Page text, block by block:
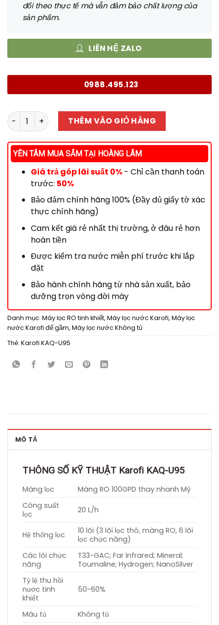
đổi theo thực tế mà vẫn đảm bảo chất lượng của
sản phẩm.
LIÊN HỆ ZALO
0988.495.123
Máy lọc nước Karofi KAQ-U95 số lượng
THÊM VÀO GIỎ HÀNG
YÊN TÂM MUA SẮM TẠI HOÀNG LÂM
Giá trả góp lãi suất 0%- Chỉ cần thanh toán
trước: 50%
Bảo đảm chính hãng 100% (Đầy đủ giấy tờ xác
thực chính hãng)
Cam kết giá rẻ nhất thị trường, ở đâu rẻ hơn
hoàn tiền
Được kiểm tra nước miễn phí trước khi lắp
đặt
Bảo hành chính hãng từ nhà sản xuất, bảo
dưỡng trọn vòng đời máy
Danh mục: Máy lọc RO tinh khiết, Máy lọc nước Karofi, Máy lọc
nước Karofi để gầm, Máy lọc nước Không tủ
Thẻ: Karofi KAQ-U95
MÔ TẢ
THÔNG SỐ KỸ THUẬT Karofi KAQ-U95
Màng lọc
Màng RO 100GPD thay nhanh Mỹ
Công suất
lọc
20 L/h
Hệ thống lọc
10 lõi (3 lõi lọc thô, màng RO, 6 lõi
lọc chức năng)
Các lõi chức
năng
T33-GAC; Far Infrared; Mineral;
Toumaline; Hydrogen; NanoSilver
Tỷ lệ thu hồi
nước tinh
khiết
50-60%
Màu tủ
Không tủ